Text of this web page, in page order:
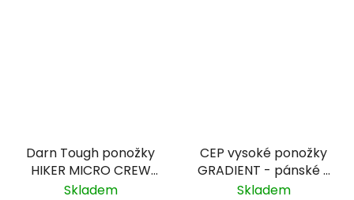
Darn Tough ponožky
HIKER MICRO CREW
Midweight Merino -
Skladem
CEP vysoké ponožky
GRADIENT - pánské -
oranžová/červená
Skladem